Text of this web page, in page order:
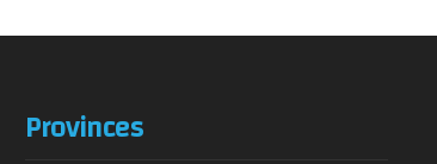
Provinces